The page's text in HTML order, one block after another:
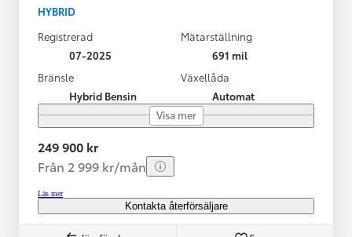
HYBRID
Registrerad
07-2025
Mätarställning
691 mil
Bränsle
Hybrid Bensin
Växellåda
Automat
Visa mer
249 900 kr
Från 2 999 kr/mån
Läs mer
Kontakta återförsäljare